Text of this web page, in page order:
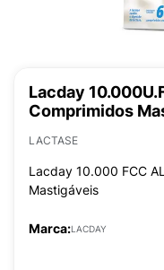
Lacday
Comprimidos
LACTASE
Lacday 10.000 FCC
Mastigáveis
Marca:LACDAY